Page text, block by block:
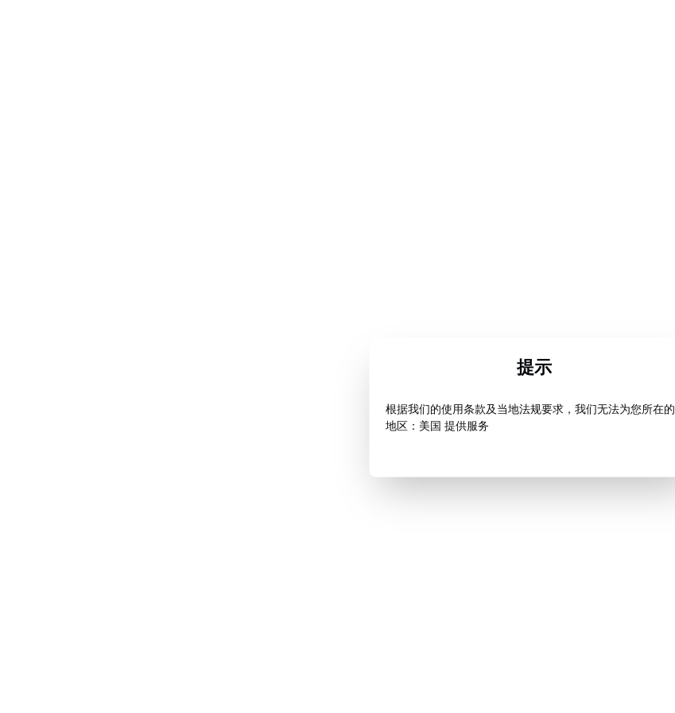
提示
根据我们的使用条款及当地法规要求，我们无法为您所在的
地区：美国 提供服务